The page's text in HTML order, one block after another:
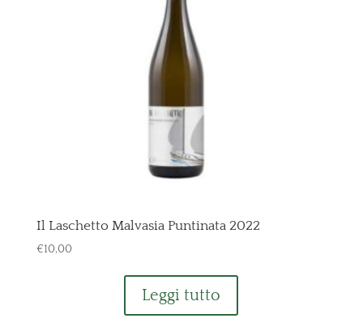
Il Laschetto Malvasia Puntinata 2022
€10,00
Leggi tutto